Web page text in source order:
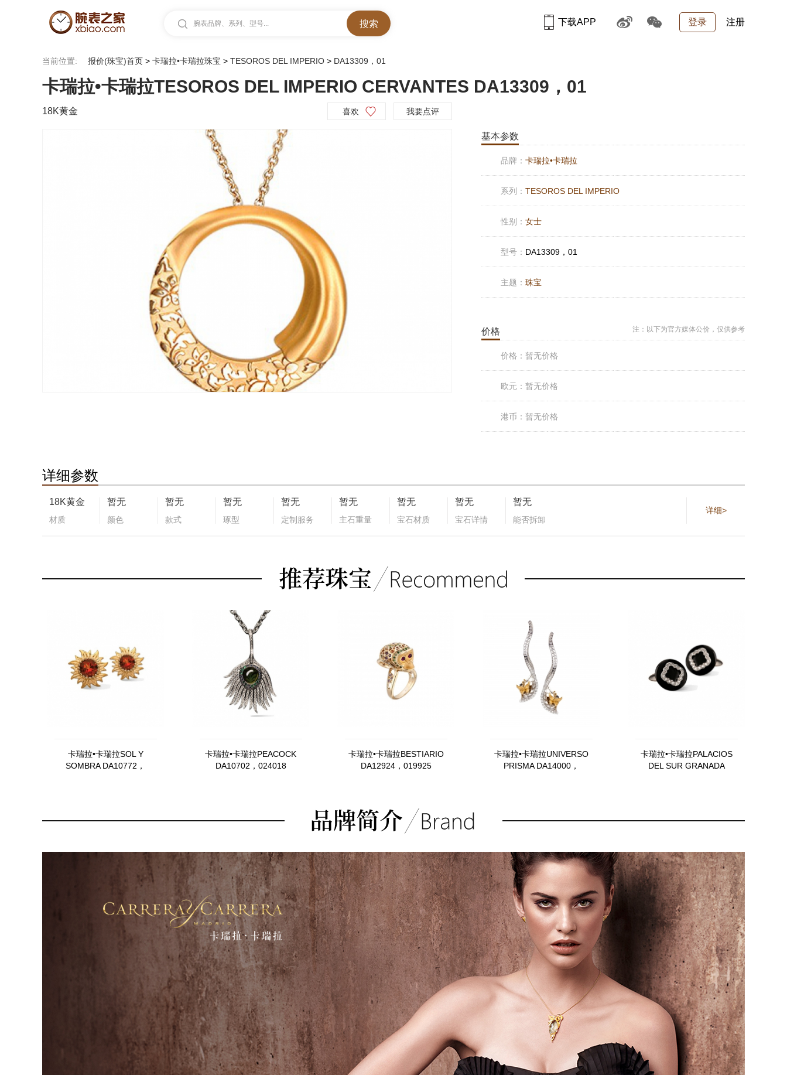
腕表品牌、系列、型号... 登录 注册
下载APP
当前位置: 报价(珠宝)首页 > 卡瑞拉•卡瑞拉珠宝 > TESOROS DEL IMPERIO > DA13309，01
卡瑞拉•卡瑞拉TESOROS DEL IMPERIO CERVANTES DA13309，01
18K黄金 喜欢 我要点评
基本参数
品牌： 卡瑞拉•卡瑞拉
系列： TESOROS DEL IMPERIO
性别： 女士
型号： DA13309，01
主题： 珠宝
价格 注：以下为官方媒体公价，仅供参考
价格： 暂无价格
欧元： 暂无价格
港币： 暂无价格
详细参数
18K黄金
材质
暂无
颜色
暂无
款式
暂无
琢型
暂无
定制服务
暂无
主石重量
暂无
宝石材质
暂无
宝石详情
暂无
能否拆卸
详细>
卡瑞拉•卡瑞拉SOL Y
SOMBRA DA10772，
卡瑞拉•卡瑞拉PEACOCK
DA10702，024018
卡瑞拉•卡瑞拉BESTIARIO
DA12924，019925
卡瑞拉•卡瑞拉UNIVERSO
PRISMA DA14000，
卡瑞拉•卡瑞拉PALACIOS
DEL SUR GRANADA